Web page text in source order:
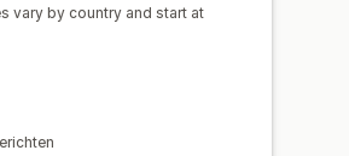
vary by country and start at